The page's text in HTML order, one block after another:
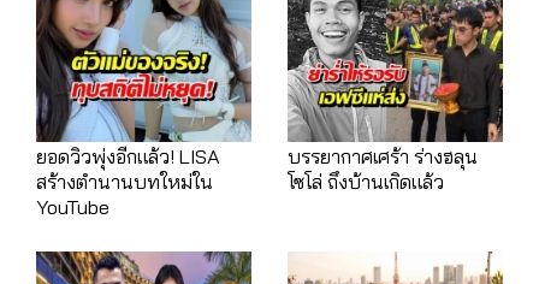
ยอดวิวพุ่งอีกแล้ว! LISA
สร้างตำนานบทใหม่ใน
YouTube
บรรยากาศเศร้า ร่างฮลุน
โซโล่ ถึงบ้านเกิดแล้ว